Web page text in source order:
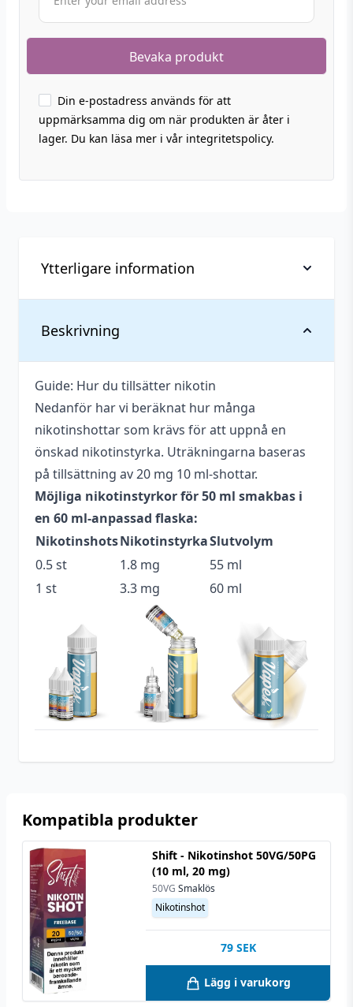
Din e-postadress används för att
uppmärksamma dig om när produkten är åter i
lager. Du kan läsa mer i vår integritetspolicy.
Beskrivning
Guide: Hur du tillsätter nikotin
Nedanför har vi beräknat hur många
nikotinshottar som krävs för att uppnå en
önskad nikotinstyrka. Uträkningarna baseras
på tillsättning av 20 mg 10 ml-shottar.
Möjliga nikotinstyrkor för 50 ml smakbas i
en 60 ml-anpassad flaska:
NikotinshotsNikotinstyrkaSlutvolym
0.5 st
1.8 mg
55 ml
1 st
3.3 mg 60 ml
Ytterligare information
Vikt
Anpassad för
nikotinstyrka
Antal
1 st
Antal ml
50 ml
Beskrivande
Fruktig,Kylig
Blandning
70VG / 30PG
Flaskstorlek
60 ml
Innehåller
cooling
Ja
Nasty ModMate
Smakprofil
Mentol,
Vattenmelon
Tillverkare
Nasty Worldwide
Tillverkningsland Malaysia
Kompatibla produkter
Shift - Nikotinshot 50VG/50PG
(10 ml, 20 mg)
50VG Smaklös
Nikotinshot
79 SEK
Lägg i varukorg